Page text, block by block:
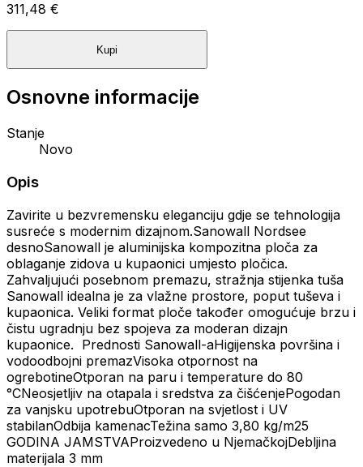
311,48 €
Kupi
Osnovne informacije
Stanje
Novo
Opis
Zavirite u bezvremensku eleganciju gdje se tehnologija
susreće s modernim dizajnom.Sanowall Nordsee
desnoSanowall je aluminijska kompozitna ploča za
oblaganje zidova u kupaonici umjesto pločica.
Zahvaljujući posebnom premazu, stražnja stijenka tuša
Sanowall idealna je za vlažne prostore, poput tuševa i
kupaonica. Veliki format ploče također omogućuje brzu i
čistu ugradnju bez spojeva za moderan dizajn
kupaonice. Prednosti Sanowall-aHigijenska površina i
vodoodbojni premazVisoka otpornost na
ogrebotineOtporan na paru i temperature do 80
°CNeosjetljiv na otapala i sredstva za čišćenjePogodan
za vanjsku upotrebuOtporan na svjetlost i UV
stabilanOdbija kamenacTežina samo 3,80 kg/m25
GODINA JAMSTVAProizvedeno u NjemačkojDebljina
materijala 3 mm